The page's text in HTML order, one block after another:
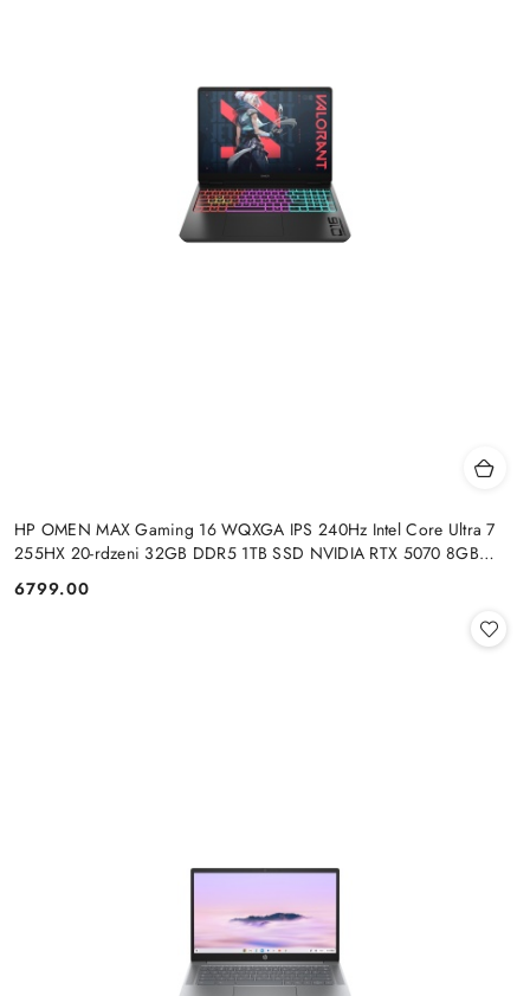
HP OMEN MAX Gaming 16 WQXGA IPS 240Hz Intel Core Ultra 7
255HX 20-rdzeni 32GB DDR5 1TB SSD NVIDIA RTX 5070 8GB
Windows 11
Cena:
6799.00